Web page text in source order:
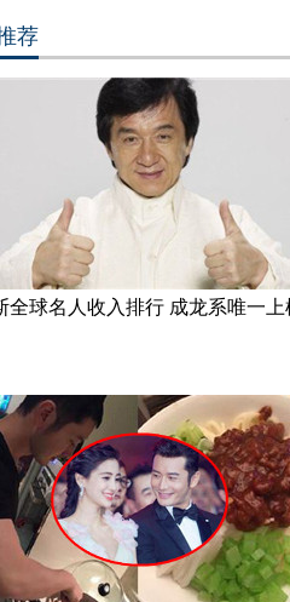
荐
全球名人收入排行 成龙系唯一上